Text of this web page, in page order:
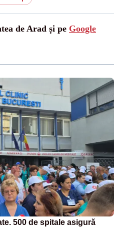
de Arad și pe Google
500 de spitale asigură